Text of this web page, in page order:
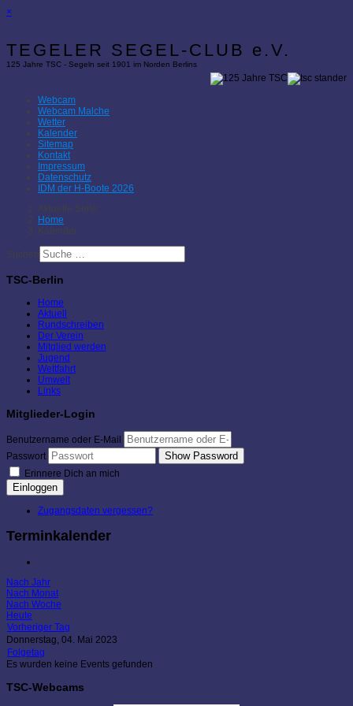
×
TEGELER SEGEL-CLUB e.V.
125 Jahre TSC - Segeln seit 1901 im Norden Berlins
Webcam
Webcam Malche
Wetter
Kalender
Sitemap
Kontakt
Impressum
Datenschutz
IDM der H-Boote 2026
Aktuelle Seite:
Home
Kalender
Suchen
TSC-Berlin
Home
Aktuell
Rundschreiben
Der Verein
Mitglied werden
Jugend
Wettfahrt
Umwelt
Links
Mitglieder-Login
Benutzername oder E-Mail
Passwort
Show Password
Erinnere Dich an mich
Einloggen
Zugangsdaten vergessen?
Terminkalender
Nach Jahr
Nach Monat
Nach Woche
Heute
Vorheriger Tag
Donnerstag, 04. Mai 2023
Folgetag
Es wurden keine Events gefunden
TSC-Webcams